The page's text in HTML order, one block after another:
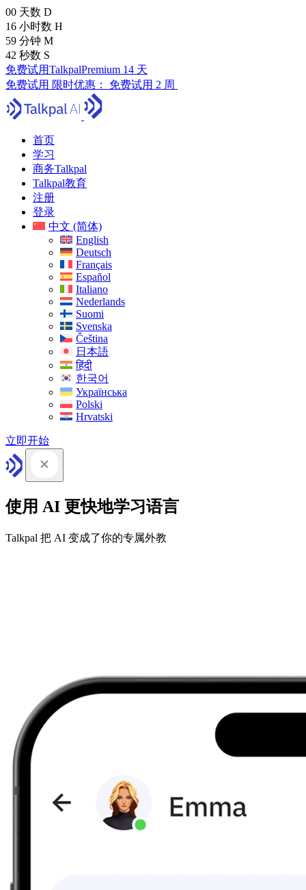
00 天数 D
16 小时数 H
59 分钟 M
41 秒数 S
免费试用TalkpalPremium 14 天
免费试用 限时优惠： 免费试用 2 周
首页
学习
商务Talkpal
Talkpal教育
注册
登录
中文 (简体)
English
Deutsch
Français
Español
Italiano
Nederlands
Suomi
Svenska
Čeština
日本語
हिंदी
한국어
Українська
Polski
Hrvatski
立即开始
使用 AI 更快地学习语言
Talkpal 把 AI 变成了你的专属外教